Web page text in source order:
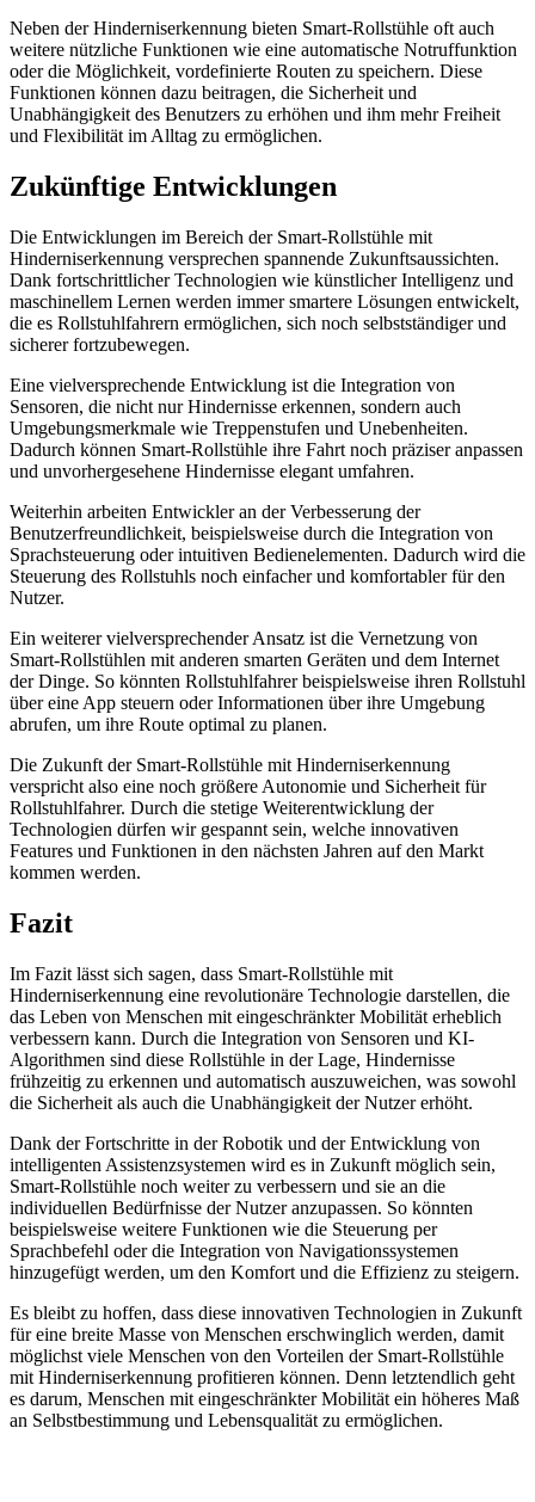
Neben der Hinderniserkennung bieten Smart-Rollstühle oft auch
weitere nützliche Funktionen wie eine automatische Notruffunktion
oder die Möglichkeit, vordefinierte Routen zu speichern. Diese
Funktionen können dazu beitragen, die Sicherheit und
Unabhängigkeit des Benutzers zu erhöhen und ihm mehr Freiheit
und Flexibilität im Alltag zu ermöglichen.
Zukünftige Entwicklungen
Die Entwicklungen im Bereich der Smart-Rollstühle mit
Hinderniserkennung versprechen spannende Zukunftsaussichten.
Dank fortschrittlicher Technologien wie künstlicher Intelligenz und
maschinellem Lernen werden immer smartere Lösungen entwickelt,
die es Rollstuhlfahrern ermöglichen, sich noch selbstständiger und
sicherer fortzubewegen.
Eine vielversprechende Entwicklung ist die Integration von
Sensoren, die nicht nur Hindernisse erkennen, sondern auch
Umgebungsmerkmale wie Treppenstufen und Unebenheiten.
Dadurch können Smart-Rollstühle ihre Fahrt noch präziser anpassen
und unvorhergesehene Hindernisse elegant umfahren.
Weiterhin arbeiten Entwickler an der Verbesserung der
Benutzerfreundlichkeit, beispielsweise durch die Integration von
Sprachsteuerung oder intuitiven Bedienelementen. Dadurch wird die
Steuerung des Rollstuhls noch einfacher und komfortabler für den
Nutzer.
Ein weiterer vielversprechender Ansatz ist die Vernetzung von
Smart-Rollstühlen mit anderen smarten Geräten und dem Internet
der Dinge. So könnten Rollstuhlfahrer beispielsweise ihren Rollstuhl
über eine App steuern oder Informationen über ihre Umgebung
abrufen, um ihre Route optimal zu planen.
Die Zukunft der Smart-Rollstühle mit Hinderniserkennung
verspricht also eine noch größere Autonomie und Sicherheit für
Rollstuhlfahrer. Durch die stetige Weiterentwicklung der
Technologien dürfen wir gespannt sein, welche innovativen
Features und Funktionen in den nächsten Jahren auf den Markt
kommen werden.
Fazit
Im Fazit lässt sich sagen, dass Smart-Rollstühle mit
Hinderniserkennung eine revolutionäre Technologie darstellen, die
das Leben von Menschen mit eingeschränkter Mobilität erheblich
verbessern kann. Durch die Integration von Sensoren und KI-
Algorithmen sind diese Rollstühle in der Lage, Hindernisse
frühzeitig zu erkennen und automatisch auszuweichen, was sowohl
die Sicherheit als auch die Unabhängigkeit der Nutzer erhöht.
Dank der Fortschritte in der Robotik und der Entwicklung von
intelligenten Assistenzsystemen wird es in Zukunft möglich sein,
Smart-Rollstühle noch weiter zu verbessern und sie an die
individuellen Bedürfnisse der Nutzer anzupassen. So könnten
beispielsweise weitere Funktionen wie die Steuerung per
Sprachbefehl oder die Integration von Navigationssystemen
hinzugefügt werden, um den Komfort und die Effizienz zu steigern.
Es bleibt zu hoffen, dass diese innovativen Technologien in Zukunft
für eine breite Masse von Menschen erschwinglich werden, damit
möglichst viele Menschen von den Vorteilen der Smart-Rollstühle
mit Hinderniserkennung profitieren können. Denn letztendlich geht
es darum, Menschen mit eingeschränkter Mobilität ein höheres Maß
an Selbstbestimmung und Lebensqualität zu ermöglichen.